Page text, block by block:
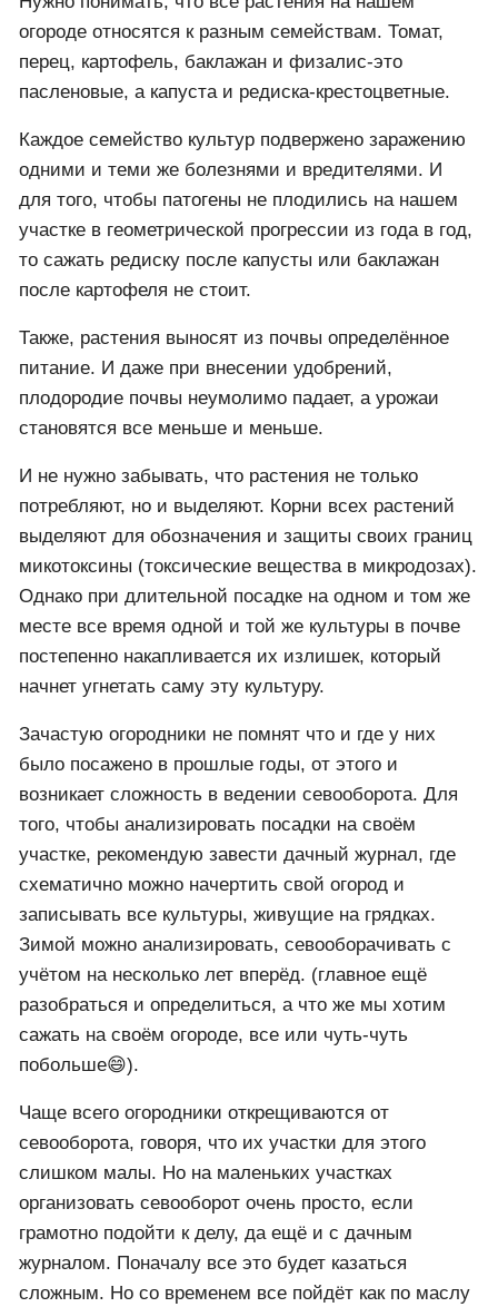
огороде относятся к разным семействам. Томат,
перец, картофель, баклажан и физалис-это
пасленовые, а капуста и редиска-крестоцветные.
Каждое семейство культур подвержено заражению
одними и теми же болезнями и вредителями. И
для того, чтобы патогены не плодились на нашем
участке в геометрической прогрессии из года в год,
то сажать редиску после капусты или баклажан
после картофеля не стоит.
Также, растения выносят из почвы определённое
питание. И даже при внесении удобрений,
плодородие почвы неумолимо падает, а урожаи
становятся все меньше и меньше.
И не нужно забывать, что растения не только
потребляют, но и выделяют. Корни всех растений
выделяют для обозначения и защиты своих границ
микотоксины (токсические вещества в микродозах).
Однако при длительной посадке на одном и том же
месте все время одной и той же культуры в почве
постепенно накапливается их излишек, который
начнет угнетать саму эту культуру.
Зачастую огородники не помнят что и где у них
было посажено в прошлые годы, от этого и
возникает сложность в ведении севооборота. Для
того, чтобы анализировать посадки на своём
участке, рекомендую завести дачный журнал, где
схематично можно начертить свой огород и
записывать все культуры, живущие на грядках.
Зимой можно анализировать, севооборачивать с
учётом на несколько лет вперёд. (главное ещё
разобраться и определиться, а что же мы хотим
сажать на своём огороде, все или чуть-чуть
побольше😄).
Чаще всего огородники открещиваются от
севооборота, говоря, что их участки для этого
слишком малы. Но на маленьких участках
организовать севооборот очень просто, если
грамотно подойти к делу, да ещё и с дачным
журналом. Поначалу все это будет казаться
сложным. Но со временем все пойдёт как по маслу